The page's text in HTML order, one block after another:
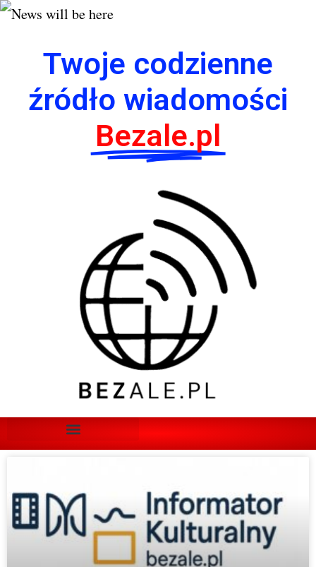
Twoje codzienne
źródło wiadomości
Bezale.pl